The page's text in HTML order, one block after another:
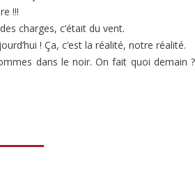
!!!
charges, c’était du vent.
! Ça, c’est la réalité, notre réalité.
dans le noir. On fait quoi